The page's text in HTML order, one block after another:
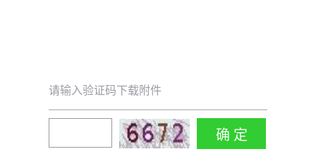
请输入验证码下载附件